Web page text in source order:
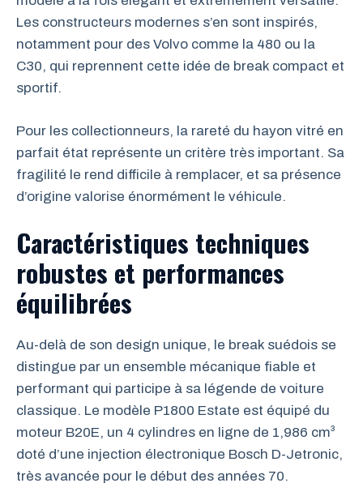
Les constructeurs modernes s’en sont inspirés,
notamment pour des Volvo comme la 480 ou la
C30, qui reprennent cette idée de break compact et
sportif.
Pour les collectionneurs, la rareté du hayon vitré en
parfait état représente un critère très important. Sa
fragilité le rend difficile à remplacer, et sa présence
d’origine valorise énormément le véhicule.
Caractéristiques techniques
robustes et performances
équilibrées
Au-delà de son design unique, le break suédois se
distingue par un ensemble mécanique fiable et
performant qui participe à sa légende de voiture
classique. Le modèle P1800 Estate est équipé du
moteur B20E, un 4 cylindres en ligne de 1,986 cm³
doté d’une injection électronique Bosch D-Jetronic,
très avancée pour le début des années 70.